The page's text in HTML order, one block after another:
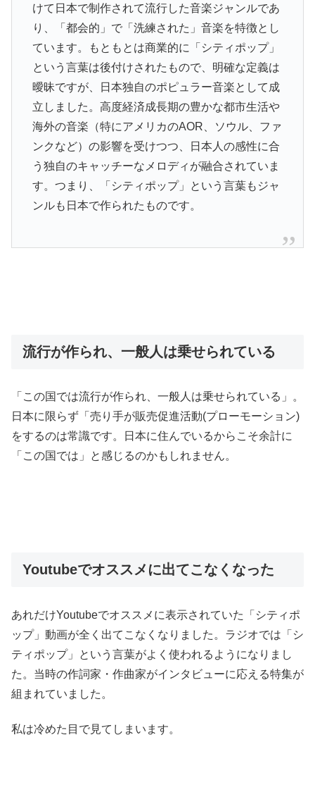
けて日本で制作されて流行した音楽ジャンルであ
り、「都会的」で「洗練された」音楽を特徴とし
ています。もともとは商業的に「シティポップ」
という言葉は後付けされたもので、明確な定義は
曖昧ですが、日本独自のポピュラー音楽として成
立しました。高度経済成長期の豊かな都市生活や
海外の音楽（特にアメリカのAOR、ソウル、ファ
ンクなど）の影響を受けつつ、日本人の感性に合
う独自のキャッチーなメロディが融合されていま
す。つまり、「シティポップ」という言葉もジャ
ンルも日本で作られたものです。
流行が作られ、一般人は乗せられている
「この国では流行が作られ、一般人は乗せられている」。
日本に限らず「売り手が販売促進活動(プローモーション)
をするのは常識です。日本に住んでいるからこそ余計に
「この国では」と感じるのかもしれません。
Youtubeでオススメに出てこなくなった
あれだけYoutubeでオススメに表示されていた「シティポ
ップ」動画が全く出てこなくなりました。ラジオでは「シ
ティポップ」という言葉がよく使われるようになりまし
た。当時の作詞家・作曲家がインタビューに応える特集が
組まれていました。
私は冷めた目で見てしまいます。